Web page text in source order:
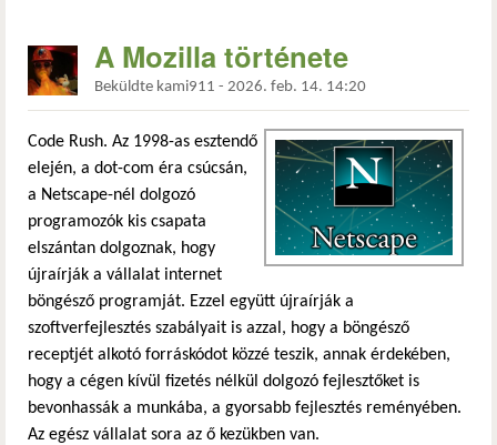
A Mozilla története
Beküldte kami911 - 2026. feb. 14. 14:20
Code Rush. Az 1998-as esztendő
elején, a dot-com éra csúcsán,
a Netscape-nél dolgozó
programozók kis csapata
elszántan dolgoznak, hogy
újraírják a vállalat internet
böngésző programját. Ezzel együtt újraírják a
szoftverfejlesztés szabályait is azzal, hogy a böngésző
receptjét alkotó forráskódot közzé teszik, annak érdekében,
hogy a cégen kívül fizetés nélkül dolgozó fejlesztőket is
bevonhassák a munkába, a gyorsabb fejlesztés reményében.
Az egész vállalat sora az ő kezükben van.